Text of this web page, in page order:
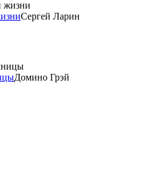
Сергей Ларин
Домино Грэй